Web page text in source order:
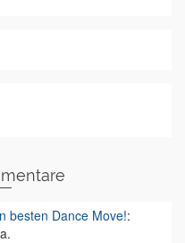
besten Dance Move!: